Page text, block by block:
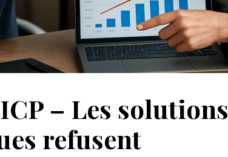
– Les
refusent